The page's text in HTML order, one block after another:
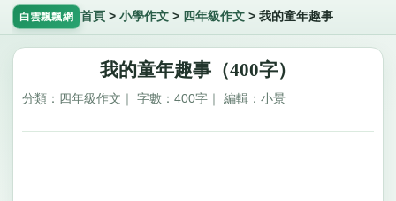
白雲飄飄網 首頁 > 小學作文> 四年級作文> 我的童年趣事
我的童年趣事（400字）
分類：四年級作文｜ 字數：400字｜ 編輯：小景